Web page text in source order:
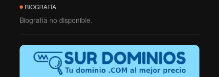
BIOGRAFÍA
Biografía no disponible.